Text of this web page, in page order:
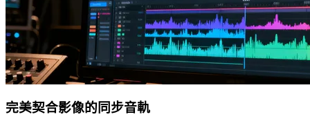
完美契合影像的同步音軌